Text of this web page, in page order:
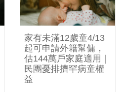
家有未滿12歲童4/13
起可申請外籍幫傭，
估144萬戶家庭適用｜
民團憂排擠罕病童權
益